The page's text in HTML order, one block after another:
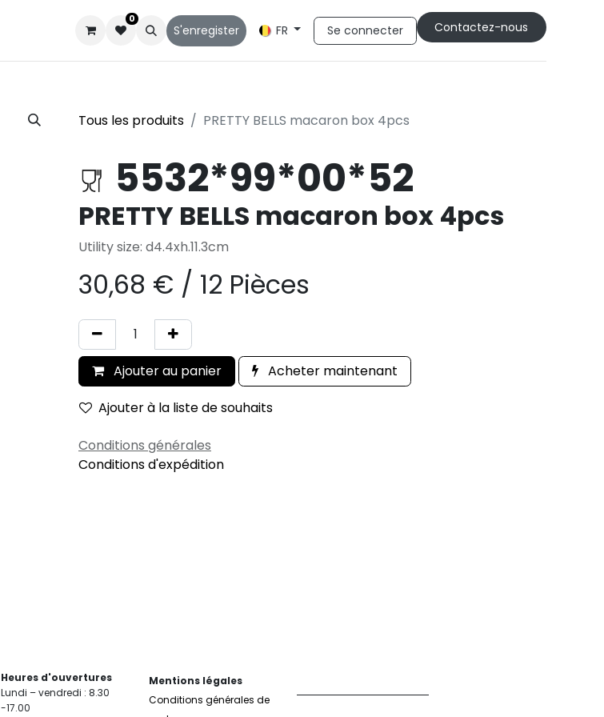
Qui sommes-nous
0
S'enregister FR Se connecter Cont​​actez-nous
Tous les produits PRETTY BELLS macaron box 4pcs
5532*99*00*52
PRETTY BELLS macaron box 4pcs
Utility size: d4.4xh.11.3cm
30,68 € / 12 Pièces
Ajouter au panier
Acheter maintenant
Ajouter à la liste de souhaits
Conditions générales
Conditions d'expédition
Heures d'ouvertures
Lundi – vendredi : 8.30
-17.00
Mentions légales
Conditions générales de